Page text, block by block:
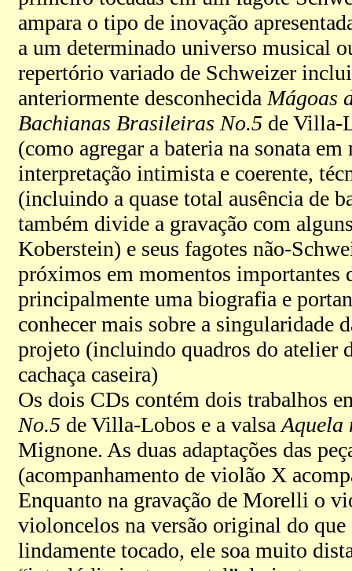
ampara o tipo de inovação
a um determinado universo musical
repertório variado de Schweizer
anteriormente desconhecida Mágoas
Bachianas Brasileiras No.5 de Villa-
(como agregar a bateria na sonata
interpretação intimista e coerente,
(incluindo a quase total ausência de
também divide a gravação com
Koberstein) e seus fagotes não-
próximos em momentos importantes
principalmente uma biografia e
conhecer mais sobre a singularidade
projeto (incluindo quadros do atelier
cachaça caseira)
Os dois CDs contém dois trabalhos
No.5 de Villa-Lobos e a valsa Aquela
Mignone. As duas adaptações das
(acompanhamento de violão X
Enquanto na gravação de Morelli o
violoncelos na versão original do
lindamente tocado, ele soa muito